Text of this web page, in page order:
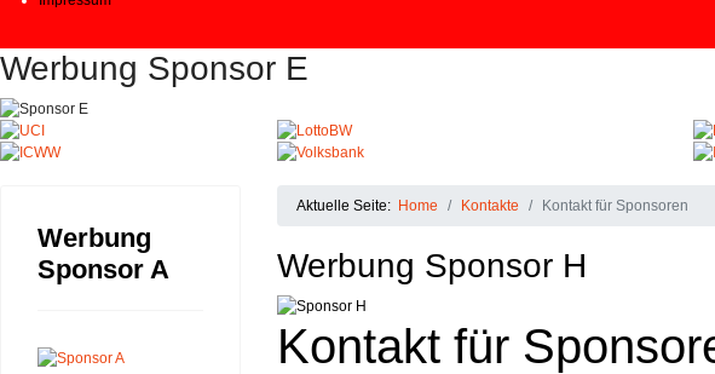
Werbung Sponsor E
Werbung
Sponsor A
Aktuelle Seite: Home Kontakte Kontakt für Sponsoren
Werbung Sponsor H
Kontakt für